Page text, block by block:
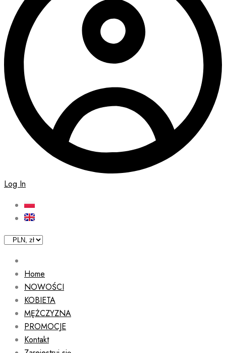
Log In
Home
NOWOŚCI
KOBIETA
MĘŻCZYZNA
PROMOCJE
Kontakt